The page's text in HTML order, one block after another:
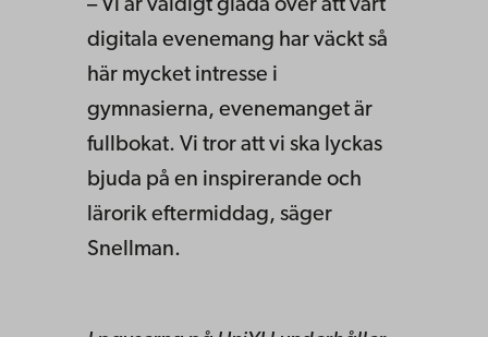
– Vi är väldigt glada över att vårt
digitala evenemang har väckt så
här mycket intresse i
gymnasierna, evenemanget är
fullbokat. Vi tror att vi ska lyckas
bjuda på en inspirerande och
lärorik eftermiddag, säger
Snellman.